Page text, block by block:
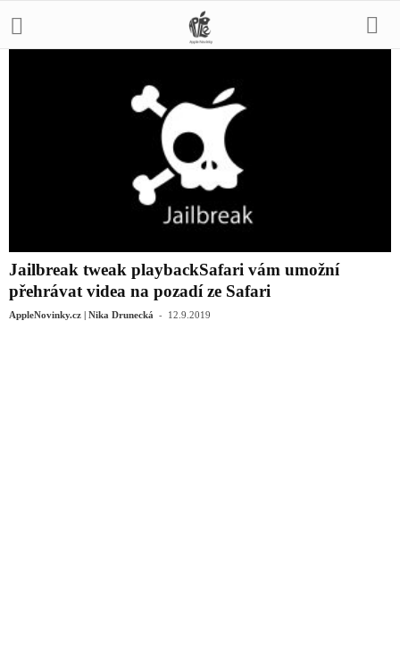
Jailbreak tweak playbackSafari vám umožní
přehrávat videa na pozadí ze Safari
AppleNovinky.cz | Nika Drunecká - 12.9.2019